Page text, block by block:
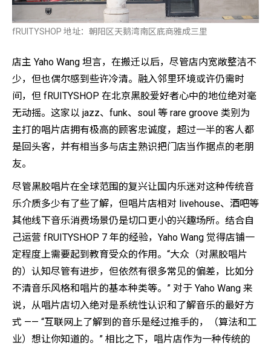
fRUITYSHOP 地址：朝阳区天鹅湾南区底商雅成三里
店主 Yaho Wang 坦言，在搬迁以后，尽管店内宽敞整洁不
少，但也偶尔感到些许冷清。融入邻里环境或许仍需时
间，但 fRUITYSHOP 在北京黑胶爱好者心中的地位绝对毫
无动摇。这家以 jazz、funk、soul 等 rare groove 类别为
主打的唱片店拥有极高的顾客忠诚度，超过一半的客人都
是回头客，并有相当多与店主熟识把门店当作据点的老朋
友。
尽管黑胶唱片在全球范围的复兴让国内乐迷对这种传统音
乐介质多少有了些了解，但唱片店相对 livehouse、酒吧等
其他线下音乐消费场景仍是切口更小的兴趣场所。结合自
己运营 fRUITYSHOP 7 年的经验，Yaho Wang 觉得店铺一
定程度上需要起到教育受众的作用。“大众（对黑胶唱片
的）认知尽管有进步，但依然有很多常见的偏差，比如分
不清音乐风格和唱片的基本种类等。” 对于 Yaho Wang 来
说，从唱片店切入绝对是系统性认识和了解音乐的最好方
式 —— “互联网上了解到的音乐是经过推手的，（算法和工
业）想让你知道的。” 相比之下，唱片店作为一种传统的